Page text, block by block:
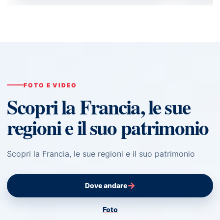
FOTO E VIDEO
Scopri la Francia, le sue
regioni e il suo patrimonio
Scopri la Francia, le sue regioni e il suo patrimonio
Dove andare→
Foto